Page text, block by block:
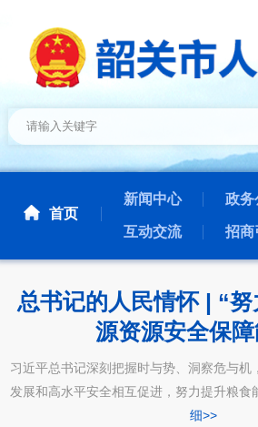
首页
新闻中心 政务
互动交流 招商
总书记的人民情怀 | “
源资源安全保障
习近平总书记深刻把握时与势、洞察危与机
发展和高水平安全相互促进，努力提升粮食
细>>